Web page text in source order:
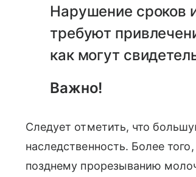
Нарушение сроков
требуют
как могут
Важно!
Следует отметить, что
наследственность. Более
позднему прорезыванию